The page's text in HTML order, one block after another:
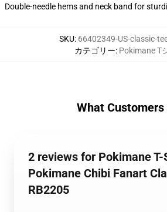
Double-needle hems and neck band for
SKU: 66402349-US-classic-
カテゴリー: Pokimane T
What Customers
2 reviews for Pokimane
Pokimane Chibi Fanart
RB2205